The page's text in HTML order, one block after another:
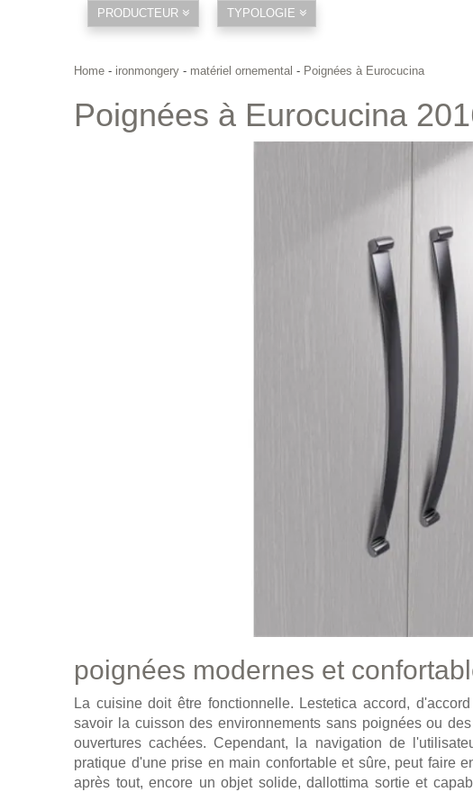
PRODUCTEUR TYPOLOGIE
Home - ironmongery - matériel ornemental - Poignées à Eurocucina
Poignées à Eurocucina
poignées modernes et
La cuisine doit être fonctionnelle. Lestetica accord,
savoir la cuisson des environnements sans poignées ou
ouvertures cachées. Cependant, la navigation de
pratique d'une prise en main confortable et sûre, peut faire
après tout, encore un objet solide, dallottima sortie et